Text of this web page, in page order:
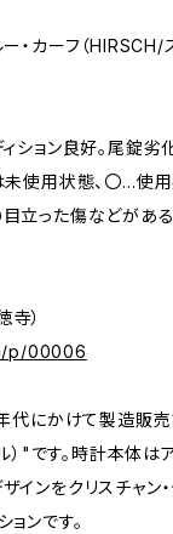
・カーフ（HIRSCH/
ィション良好。尾錠劣
未使用状態、〇…使
立った傷などがあ
）
p/00006
にかけて製造販
"です。時計本体は
インをクリスチャン
ンです。